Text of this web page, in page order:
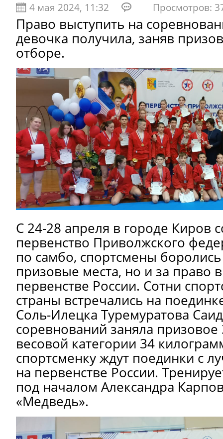
4 мая 2024, 11:32 Просмотров:
Право выступить на
девочка получила, заняв
отборе.
С 24-28 апреля в городе Киров
первенство Приволжского
по самбо, спортсмены
призовые места, но и за право
первенстве России. Сотни
страны встречались на
Соль-Илецка Туремуратова
соревнований заняла призовое
весовой категории 34
спортсменку ждут поединки с
на первенстве России.
под началом Александра
«Медведь».